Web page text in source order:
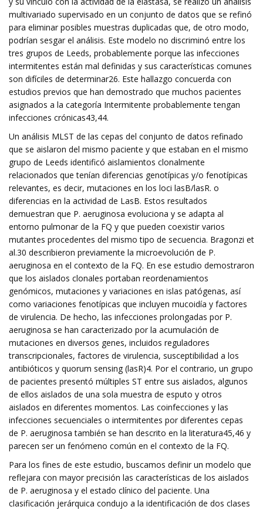
multivariado supervisado en un conjunto de datos que se refinó
para eliminar posibles muestras duplicadas que, de otro modo,
podrían sesgar el análisis. Este modelo no discriminó entre los
tres grupos de Leeds, probablemente porque las infecciones
intermitentes están mal definidas y sus características comunes
son difíciles de determinar26. Este hallazgo concuerda con
estudios previos que han demostrado que muchos pacientes
asignados a la categoría Intermitente probablemente tengan
infecciones crónicas43,44.
Un análisis MLST de las cepas del conjunto de datos refinado
que se aislaron del mismo paciente y que estaban en el mismo
grupo de Leeds identificó aislamientos clonalmente
relacionados que tenían diferencias genotípicas y/o fenotípicas
relevantes, es decir, mutaciones en los loci lasB/lasR. o
diferencias en la actividad de LasB. Estos resultados
demuestran que P. aeruginosa evoluciona y se adapta al
entorno pulmonar de la FQ y que pueden coexistir varios
mutantes procedentes del mismo tipo de secuencia. Bragonzi et
al.30 describieron previamente la microevolución de P.
aeruginosa en el contexto de la FQ. En ese estudio demostraron
que los aislados clonales portaban reordenamientos
genómicos, mutaciones y variaciones en islas patógenas, así
como variaciones fenotípicas que incluyen mucoidía y factores
de virulencia. De hecho, las infecciones prolongadas por P.
aeruginosa se han caracterizado por la acumulación de
mutaciones en diversos genes, incluidos reguladores
transcripcionales, factores de virulencia, susceptibilidad a los
antibióticos y quorum sensing (lasR)4. Por el contrario, un grupo
de pacientes presentó múltiples ST entre sus aislados, algunos
de ellos aislados de una sola muestra de esputo y otros
aislados en diferentes momentos. Las coinfecciones y las
infecciones secuenciales o intermitentes por diferentes cepas
de P. aeruginosa también se han descrito en la literatura45,46 y
parecen ser un fenómeno común en el contexto de la FQ.
Para los fines de este estudio, buscamos definir un modelo que
reflejara con mayor precisión las características de los aislados
de P. aeruginosa y el estado clínico del paciente. Una
clasificación jerárquica condujo a la identificación de dos clases